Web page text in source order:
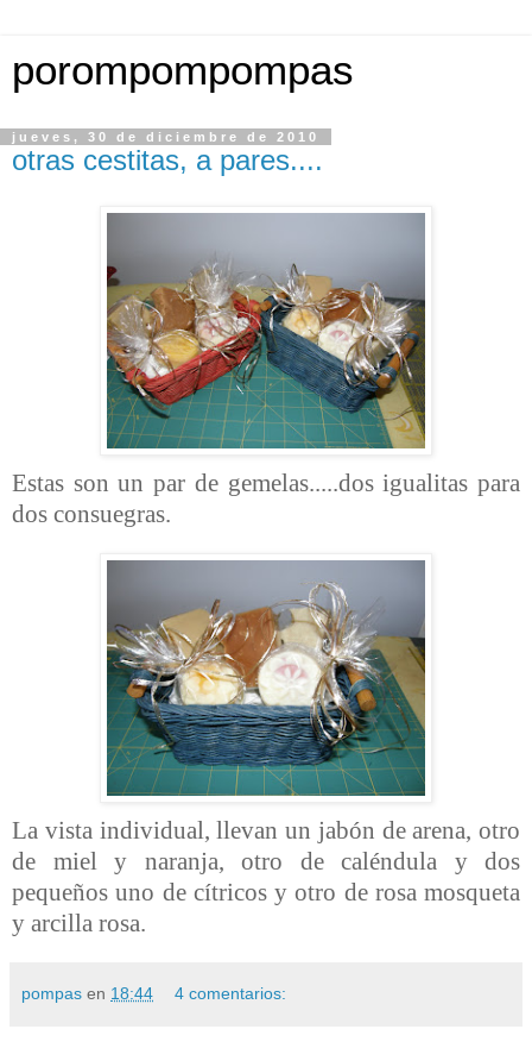
porompompompas
jueves, 30 de diciembre de 2010
otras cestitas, a pares....
Estas son un par de gemelas.....dos igualitas para
dos consuegras.
La vista individual, llevan un jabón de arena, otro
de miel y naranja, otro de caléndula y dos
pequeños uno de cítricos y otro de rosa mosqueta
y arcilla rosa.
pompas en 18:44 4 comentarios: